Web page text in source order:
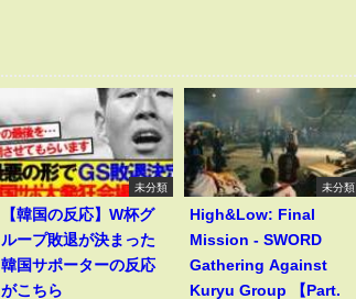
未分類
【韓国の反応】W杯グ
ループ敗退が決まった
韓国サポーターの反応
がこちら
未分類
High&Low: Final
Mission - SWORD
Gathering Against
Kuryu Group 【Part.